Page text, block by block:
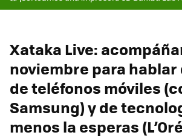
Xataka Live:
noviembre para hablar
de teléfonos móviles
Samsung) y de
menos la esperas